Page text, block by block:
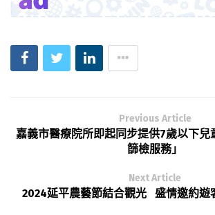
Previous Article
嘉義市醫療院所即起同步提供7歲以下兒
篩檢服務」
Next Article
2024延平農藝節結合觀光 盛情邀約遊